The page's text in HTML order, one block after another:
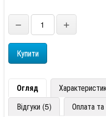
− +
Огляд
Відгуки (5)
Оплата та